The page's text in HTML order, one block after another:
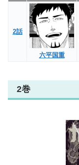
2話
六平国重
2巻